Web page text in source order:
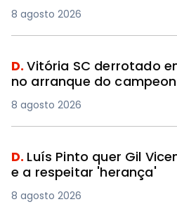
8 agosto 2026
D.Vitória SC derrotado
no arranque do
8 agosto 2026
D. Luís Pinto quer Gil
e a respeitar 'herança'
8 agosto 2026